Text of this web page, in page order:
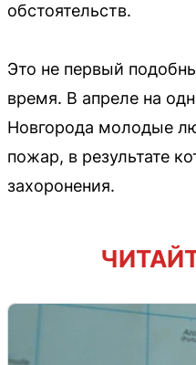
обстоятельств.
Это не первый
время. В апреле на
Новгорода молодые
пожар, в результате
захоронения.